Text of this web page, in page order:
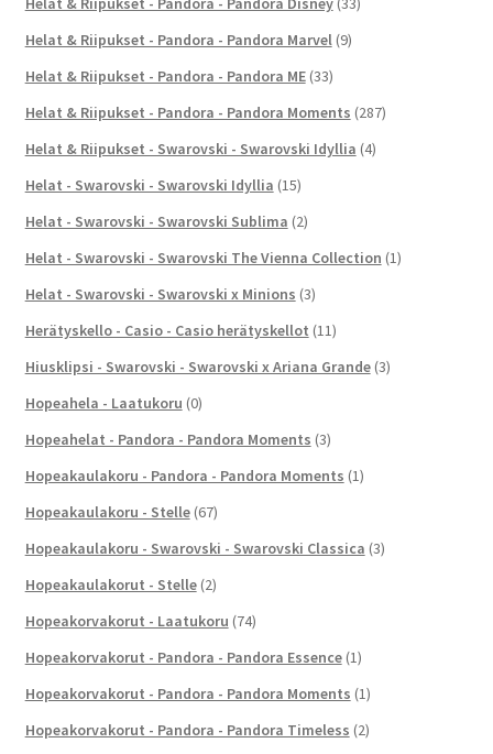
Helat & Riipukset - Pandora - Pandora Marvel (9)
Helat & Riipukset - Pandora - Pandora ME (33)
Helat & Riipukset - Pandora - Pandora Moments (287)
Helat & Riipukset - Swarovski - Swarovski Idyllia (4)
Helat - Swarovski - Swarovski Idyllia (15)
Helat - Swarovski - Swarovski Sublima (2)
Helat - Swarovski - Swarovski The Vienna Collection (1)
Helat - Swarovski - Swarovski x Minions (3)
Herätyskello - Casio - Casio herätyskellot (11)
Hiusklipsi - Swarovski - Swarovski x Ariana Grande (3)
Hopeahela - Laatukoru (0)
Hopeahelat - Pandora - Pandora Moments (3)
Hopeakaulakoru - Pandora - Pandora Moments (1)
Hopeakaulakoru - Stelle (67)
Hopeakaulakoru - Swarovski - Swarovski Classica (3)
Hopeakaulakorut - Stelle (2)
Hopeakorvakorut - Laatukoru (74)
Hopeakorvakorut - Pandora - Pandora Essence (1)
Hopeakorvakorut - Pandora - Pandora Moments (1)
Hopeakorvakorut - Pandora - Pandora Timeless (2)